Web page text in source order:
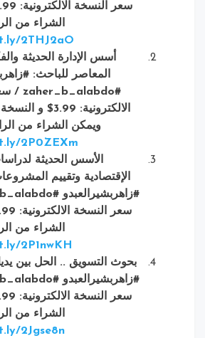
سعر النسخة الالكترونية: 2.99$ ويمكن
الشراء من الرابط التالي
http://bit.ly/2THJ2aO
أسس الإدارة الحديثة والفكر الإداري
للباحث: #زاهربشيرالعبدو
سعر النسخة
الالكترونية: 3.99$ و النسخة المطبوعة
ويمكن الشراء من الرابط التالي:
http://bit.ly/2P0ZEXm
الأسس الحديثة لدراسات الجدوى
الإقتصادية وتقييم المشروعاتللباحث:
#زاهربشيرالعبدو#zaher_b_alabdo /
سعر النسخة الالكترونية: 4.99$ ويمكن
الشراء من الرابط التالي
http://bit.ly/2P1nwKH
بحوث التسويق .. الحل بين يديكللباحث:
#زاهربشيرالعبدو#zaher_b_alabdo /
سعر النسخة الالكترونية: 4.99$ ويمكن
الشراء من الرابط التالي
http://bit.ly/2Jgse8n